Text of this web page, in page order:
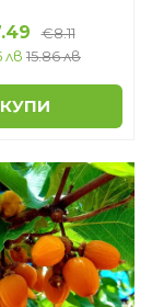
€8.11
лв 15.86 лв
КУПИ